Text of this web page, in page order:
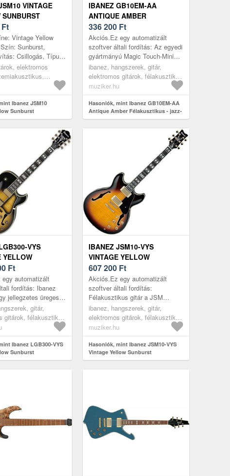
VINTAGE
Ft
Vintage Yellow
Sunburst,
Csillogás, Típus:
Body, Első lap:
lap: Juharfa,...
elektromos
jazz
Ibanez JSM10
Sunburst
IBANEZ GB10EM-AA
ANTIQUE AMBER
FÉLAKUSZTIKUS - JAZZ-
GITÁR
336 200 Ft
Akciós.Ez egy automatizált
szoftver általi fordítás: Az egyedi
gyártmányú Magic Touch-Mini
humbucker a klasszikus tónusok
egyensúlyát biztosítja,
valamint...
ibanez, hangszerek, gitár,
elektromos gitárok, félakusztikus
és jazz-gitárok, yellow
muziker.hu
Hasonlók, mint Ibanez GB10EM-AA
Antique Amber Félakusztikus - jazz-
gitár
VYS
YELLOW
- JAZZ-
Ft
automatizált
fordítás: Ibanez
jellegzetes üreges
gitár, amelyet a
George B...
gitár,
gitárok, félakusztikus
burst
Ibanez LGB300-VYS
Sunburst
- jazz-gitár
IBANEZ JSM10-VYS
VINTAGE YELLOW
SUNBURST
FÉLAKUSZTIKUS - JAZZ-
GITÁR
607 200 Ft
Akciós.Ez egy automatizált
szoftver általi fordítás:
Félakusztikus gitár a JSM
sorozatból. A hangszer teste
lágyított juharból készült. A 628
mm-es skálah...
ibanez, hangszerek, gitár,
elektromos gitárok, félakusztikus
és jazz-gitárok, burst
muziker.hu
Hasonlók, mint Ibanez JSM10-VYS
Vintage Yellow Sunburst
Félakusztikus - jazz-gitár